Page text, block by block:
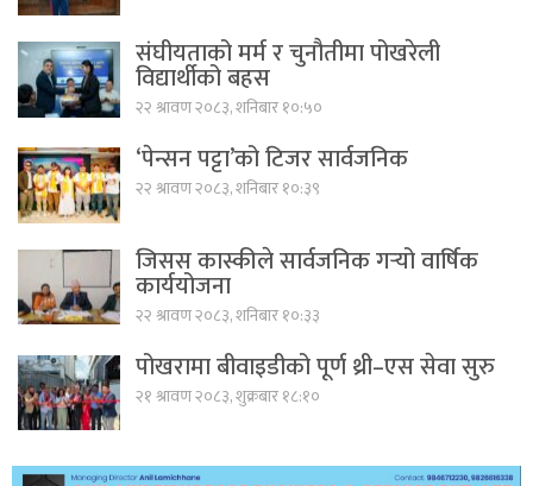
संघीयताको मर्म र चुनौतीमा पोखरेली
विद्यार्थीको बहस
२२ श्रावण २०८३, शनिबार १०:५०
‘पेन्सन पट्टा’को टिजर सार्वजनिक
२२ श्रावण २०८३, शनिबार १०:३९
जिसस कास्कीले सार्वजनिक गर्‍यो वार्षिक
कार्ययोजना
२२ श्रावण २०८३, शनिबार १०:३३
पोखरामा बीवाइडीको पूर्ण थ्री–एस सेवा सुरु
२१ श्रावण २०८३, शुक्रबार १८:१०